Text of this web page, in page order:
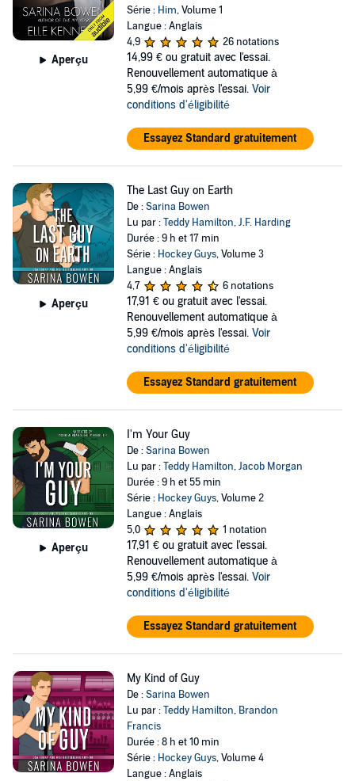
Aperçu
Série : Him, Volume 1
Langue : Anglais
4,9
26 notations
14,99 € ou gratuit avec l'essai.
Renouvellement automatique à
5,99 €/mois après l'essai. Voir
conditions d'éligibilité
Essayez Standard gratuitement
Aperçu
The Last Guy on Earth
De :Sarina Bowen
Lu par :Teddy Hamilton,J.F. Harding
Durée : 9 h et 17 min
Série : Hockey Guys, Volume 3
Langue : Anglais
4,7
6 notations
17,91 € ou gratuit avec l'essai.
Renouvellement automatique à
5,99 €/mois après l'essai. Voir
conditions d'éligibilité
Essayez Standard gratuitement
Aperçu
I'm Your Guy
De :Sarina Bowen
Lu par :Teddy Hamilton,Jacob Morgan
Durée : 9 h et 55 min
Série : Hockey Guys, Volume 2
Langue : Anglais
5,0
1 notation
17,91 € ou gratuit avec l'essai.
Renouvellement automatique à
5,99 €/mois après l'essai. Voir
conditions d'éligibilité
Essayez Standard gratuitement
My Kind of Guy
De :Sarina Bowen
Lu par :Teddy Hamilton, Brandon
Francis
Durée : 8 h et 10 min
Série : Hockey Guys, Volume 4
Langue : Anglais